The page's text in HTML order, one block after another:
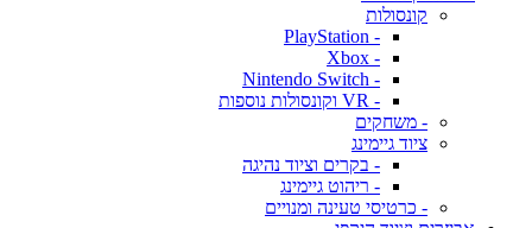
קונסולות
- PlayStation
- Xbox
- Nintendo Switch
- VR וקונסולות נוספות
- משחקים
ציוד גיימינג
- בקרים וציוד נהיגה
- ריהוט גיימינג
- כרטיסי טעינה ומנויים